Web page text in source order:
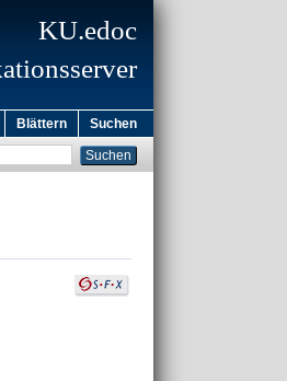
KU.edoc
Blättern Suchen